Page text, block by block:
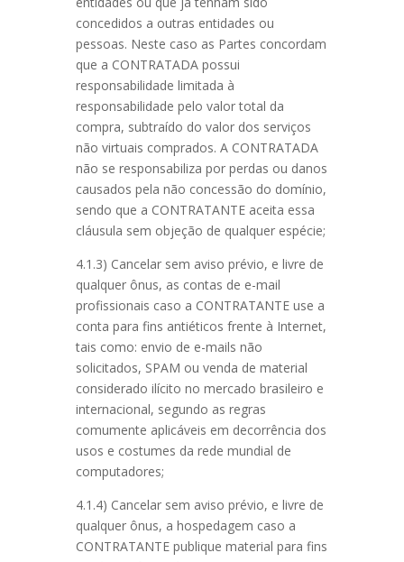
concedidos a outras entidades ou
pessoas. Neste caso as Partes concordam
que a CONTRATADA possui
responsabilidade limitada à
responsabilidade pelo valor total da
compra, subtraído do valor dos serviços
não virtuais comprados. A CONTRATADA
não se responsabiliza por perdas ou danos
causados pela não concessão do domínio,
sendo que a CONTRATANTE aceita essa
cláusula sem objeção de qualquer espécie;
4.1.3) Cancelar sem aviso prévio, e livre de
qualquer ônus, as contas de e-mail
profissionais caso a CONTRATANTE use a
conta para fins antiéticos frente à Internet,
tais como: envio de e-mails não
solicitados, SPAM ou venda de material
considerado ilícito no mercado brasileiro e
internacional, segundo as regras
comumente aplicáveis em decorrência dos
usos e costumes da rede mundial de
computadores;
4.1.4) Cancelar sem aviso prévio, e livre de
qualquer ônus, a hospedagem caso a
CONTRATANTE publique material para fins